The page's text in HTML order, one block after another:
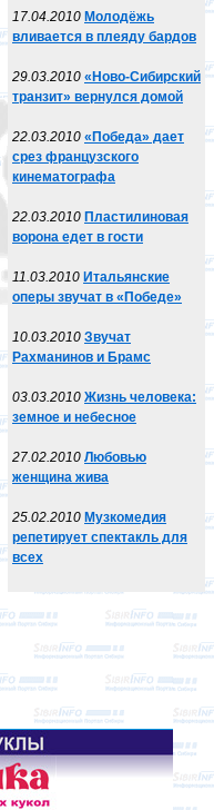
17.04.2010 Молодёжь
вливается в плеяду бардов
29.03.2010 «Ново-Сибирский
транзит» вернулся домой
22.03.2010 «Победа» дает
срез французского
кинематографа
22.03.2010 Пластилиновая
ворона едет в гости
11.03.2010 Итальянские
оперы звучат в «Победе»
10.03.2010 Звучат
Рахманинов и Брамс
03.03.2010 Жизнь человека:
земное и небесное
27.02.2010 Любовью
женщина жива
25.02.2010 Музкомедия
репетирует спектакль для
всех